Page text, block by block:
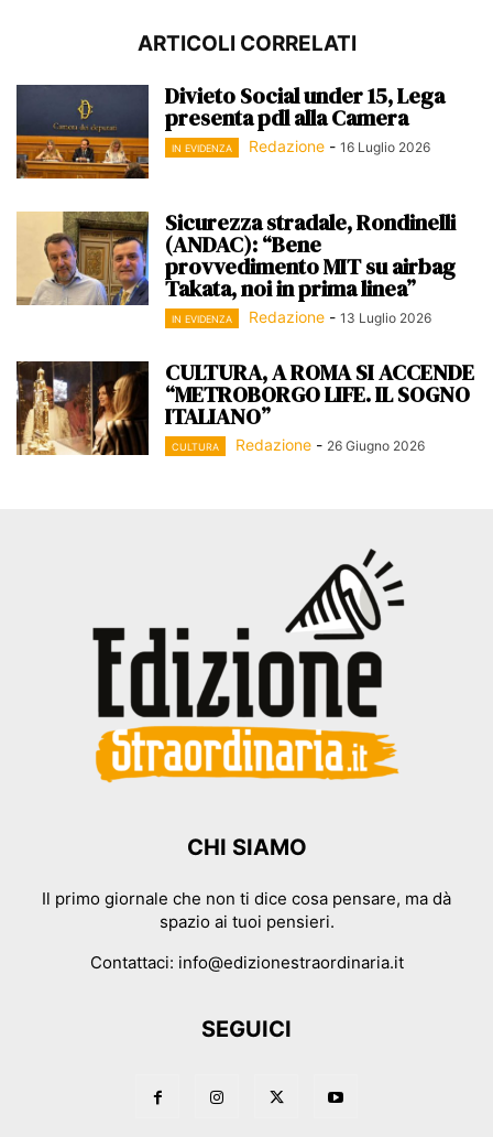
ARTICOLI CORRELATI
Divieto Social under 15, Lega
presenta pdl alla Camera
IN EVIDENZA Redazione - 16 Luglio 2026
Sicurezza stradale, Rondinelli
(ANDAC): “Bene
provvedimento MIT su airbag
Takata, noi in prima linea”
IN EVIDENZA Redazione - 13 Luglio 2026
CULTURA, A ROMA SI ACCENDE
“METROBORGO LIFE. IL SOGNO
ITALIANO”
CULTURA Redazione - 26 Giugno 2026
CHI SIAMO
Il primo giornale che non ti dice cosa pensare, ma dà
spazio ai tuoi pensieri.
Contattaci: info@edizionestraordinaria.it
SEGUICI